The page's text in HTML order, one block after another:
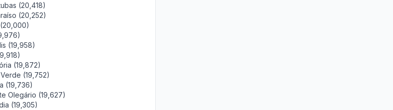
(20,418)
(20,252)
(19,958)
(19,872)
(19,752)
(19,736)
Olegário (19,627)
(19,305)